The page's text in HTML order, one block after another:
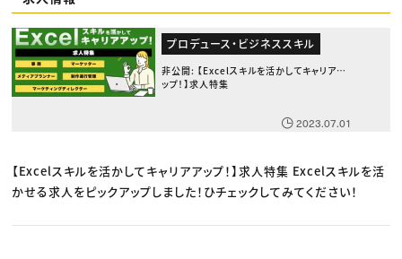
プロデュース・ビジネススキル
非公開: 【Excelスキルを活かしてキャリアア
ップ！】求人特集
2023.07.01
【Excelスキルを活かしてキャリアアップ！】求人特集 Excelスキルを活
かせる求人をピックアップしました！ひチェックしてみてください！